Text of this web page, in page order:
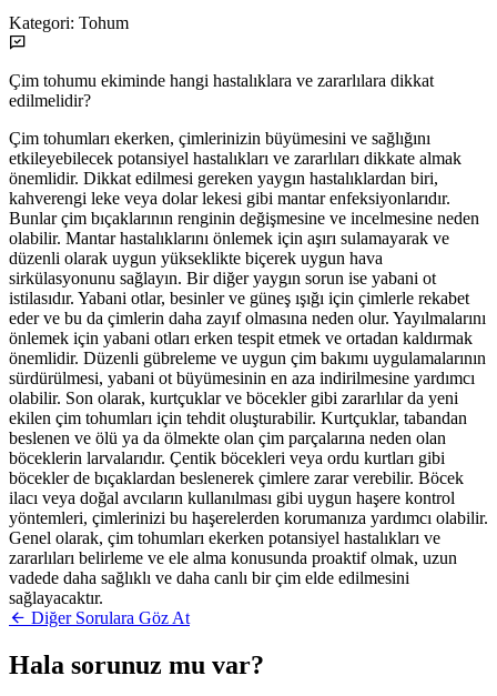
Kategori: Tohum
Çim tohumu ekiminde hangi hastalıklara ve zararlılara dikkat
edilmelidir?
Çim tohumları ekerken, çimlerinizin büyümesini ve sağlığını
etkileyebilecek potansiyel hastalıkları ve zararlıları dikkate almak
önemlidir. Dikkat edilmesi gereken yaygın hastalıklardan biri,
kahverengi leke veya dolar lekesi gibi mantar enfeksiyonlarıdır.
Bunlar çim bıçaklarının renginin değişmesine ve incelmesine neden
olabilir. Mantar hastalıklarını önlemek için aşırı sulamayarak ve
düzenli olarak uygun yükseklikte biçerek uygun hava
sirkülasyonunu sağlayın. Bir diğer yaygın sorun ise yabani ot
istilasıdır. Yabani otlar, besinler ve güneş ışığı için çimlerle rekabet
eder ve bu da çimlerin daha zayıf olmasına neden olur. Yayılmalarını
önlemek için yabani otları erken tespit etmek ve ortadan kaldırmak
önemlidir. Düzenli gübreleme ve uygun çim bakımı uygulamalarının
sürdürülmesi, yabani ot büyümesinin en aza indirilmesine yardımcı
olabilir. Son olarak, kurtçuklar ve böcekler gibi zararlılar da yeni
ekilen çim tohumları için tehdit oluşturabilir. Kurtçuklar, tabandan
beslenen ve ölü ya da ölmekte olan çim parçalarına neden olan
böceklerin larvalarıdır. Çentik böcekleri veya ordu kurtları gibi
böcekler de bıçaklardan beslenerek çimlere zarar verebilir. Böcek
ilacı veya doğal avcıların kullanılması gibi uygun haşere kontrol
yöntemleri, çimlerinizi bu haşerelerden korumanıza yardımcı olabilir.
Genel olarak, çim tohumları ekerken potansiyel hastalıkları ve
zararlıları belirleme ve ele alma konusunda proaktif olmak, uzun
vadede daha sağlıklı ve daha canlı bir çim elde edilmesini
sağlayacaktır.
Diğer Sorulara Göz At
Hala sorunuz mu var?